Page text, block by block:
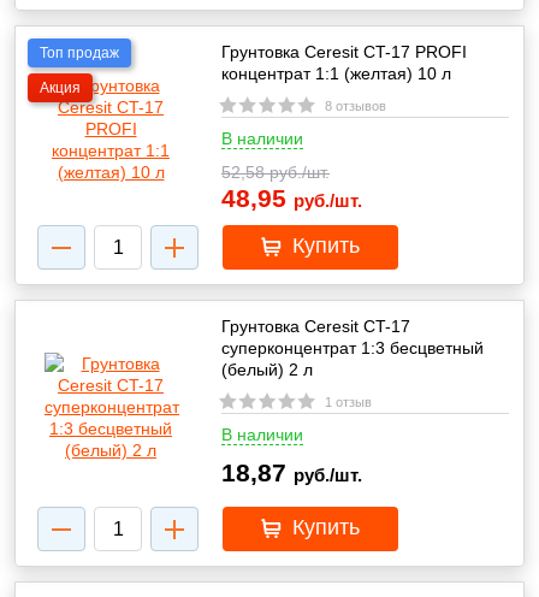
Топ продаж
Акция
Грунтовка Ceresit CT-17 PROFI
концентрат 1:1 (желтая) 10 л
8 отзывов
В наличии
52,58руб./шт.
48,95 руб./шт.
Купить
Грунтовка Ceresit CT-17
суперконцентрат 1:3 бесцветный
(белый) 2 л
1 отзыв
В наличии
18,87 руб./шт.
Купить